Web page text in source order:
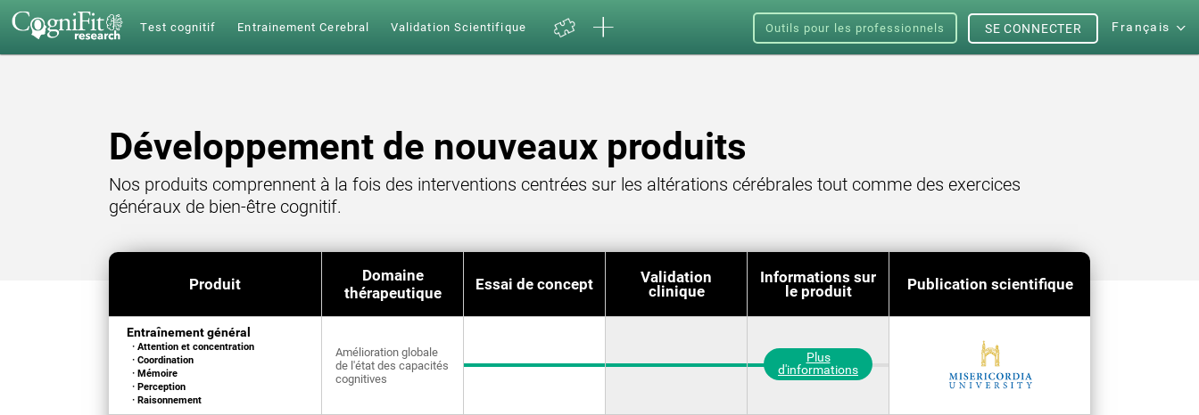
Test cognitif Entrainement Cerebral Validation Scientifique Outils pour les professionnels Français
SE CONNECTER
Développement de nouveaux produits
Nos produits comprennent à la fois des interventions centrées sur les altérations cérébrales tout comme des exercices
généraux de bien-être cognitif.
Produit
Domaine
thérapeutique
Essai de concept
Validation
clinique
Informations sur
le produit
Publication scientifique
Entraînement général
· Attention et concentration
· Coordination
· Mémoire
· Perception
· Raisonnement
Amélioration globale
de l'état des capacités
cognitives
Plus
d'informations